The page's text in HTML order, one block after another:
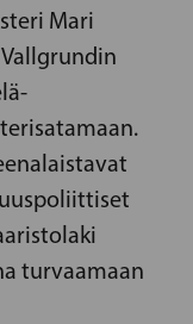
Mari
turvaamaan